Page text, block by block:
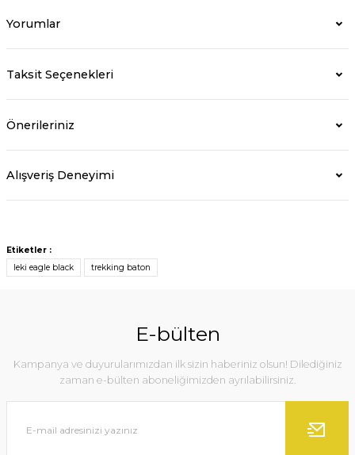
Yorumlar
Taksit Seçenekleri
Önerileriniz
Alışveriş Deneyimi
Etiketler :
leki eagle black
trekking baton
E-bülten
Kampanya ve duyurularımızdan ilk sizin haberiniz olsun! Dilediğiniz
zaman e-bülten aboneliğimizden ayrılabilirsiniz.